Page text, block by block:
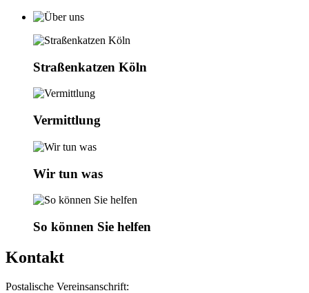
Straßenkatzen Köln
Vermittlung
Wir tun was
So können Sie helfen
Kontakt
Postalische Vereinsanschrift: